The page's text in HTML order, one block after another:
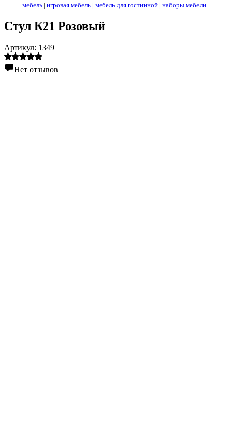
мебель| игровая мебель| мебель для гостинной| наборы мебели
Стул К21 Розовый
Артикул: 1349
Нет отзывов